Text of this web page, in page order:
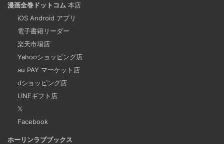
2025-03-21
についてご紹介します。 Slackでは、業務で決めたことや会
議の開始前にリマインダーを設定しておくと、とても便利
です。 忙しいと、いくらスケジュールを頭に入れていて
も、仕事に没頭してしまい、他の業務や会議の開始時間を
過ぎてしまうことがあります。そんな経験がある方には、
この機能が非常に役立つと思います。
漫画全巻ドットコム 本店
iOS Android アプリ
電子書籍リーダー
楽天市場店
Yahooショッピング店
au PAY マーケット店
dショッピング店
LINEギフト店
𝕏
Facebook
ホーリンラブブックス